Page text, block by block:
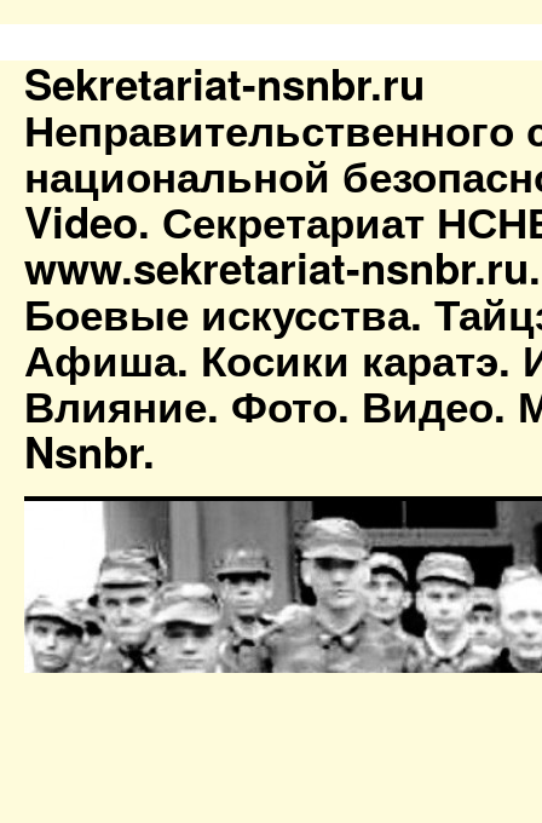
Sekretariat-nsnbr.ru
Неправительственного
национальной
Video. Секретариат
www.sekretariat-
Боевые искусства.
Афиша. Косики каратэ.
Влияние. Фото. Видео.
Nsnbr.